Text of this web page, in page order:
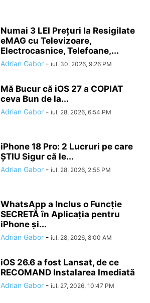
Numai 3 LEI Prețuri la Resigilate
eMAG cu Televizoare,
Electrocasnice, Telefoane,...
Adrian Gabor - iul. 30, 2026, 9:26 PM
Mă Bucur că iOS 27 a COPIAT
ceva Bun de la...
Adrian Gabor - iul. 28, 2026, 6:54 PM
iPhone 18 Pro: 2 Lucruri pe care
ȘTIU Sigur că le...
Adrian Gabor - iul. 28, 2026, 2:55 PM
WhatsApp a Inclus o Funcție
SECRETĂ în Aplicația pentru
iPhone și...
Adrian Gabor - iul. 28, 2026, 8:00 AM
iOS 26.6 a fost Lansat, de ce
RECOMAND Instalarea Imediată
Adrian Gabor - iul. 27, 2026, 10:47 PM